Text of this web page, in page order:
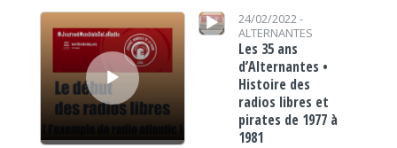
Lecteur audio
Lecteur audio
24/02/2022 -
ALTERNANTES
Les 35 ans
d’Alternantes •
Histoire des
radios libres et
pirates de 1977 à
1981